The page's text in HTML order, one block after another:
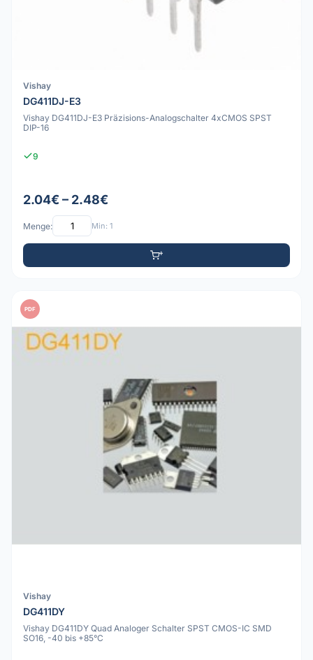
Vishay
DG411DJ-E3
Vishay DG411DJ-E3 Präzisions-Analogschalter 4xCMOS SPST
DIP-16
9
2.04€ – 2.48€
Menge: Min: 1
PDF
Vishay
DG411DY
Vishay DG411DY Quad Analoger Schalter SPST CMOS-IC SMD
SO16, -40 bis +85°C